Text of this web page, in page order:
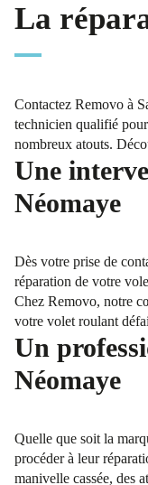
La
Contactez Removo à
technicien qualifié
nombreux atouts.
Une
Néomaye
Dès votre prise de
réparation de votre
Chez Removo, notre
votre volet roulant
Un
Néomaye
Quelle que soit la
procéder à leur
manivelle cassée, des